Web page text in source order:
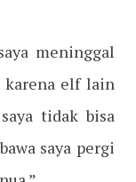
meninggal
karena elf lain
tidak bisa
saya pergi